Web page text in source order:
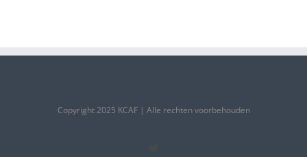
Copyright 2025 KCAF | Alle rechten voorbehouden